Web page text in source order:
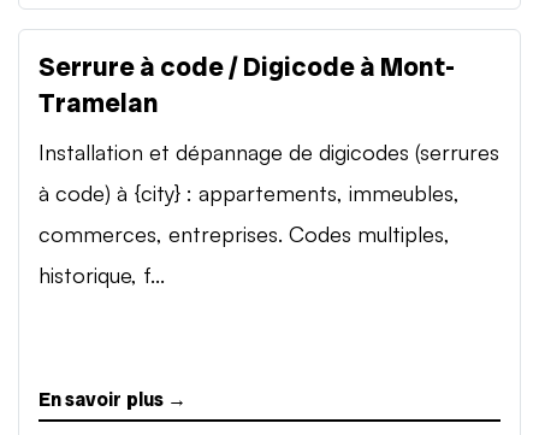
Serrure à code / Digicode à Mont-
Tramelan
Installation et dépannage de digicodes (serrures
à code) à {city} : appartements, immeubles,
commerces, entreprises. Codes multiples,
historique, f...
En savoir plus →